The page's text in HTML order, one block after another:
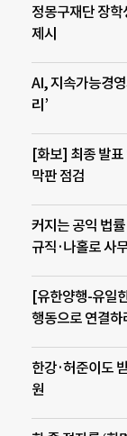
정몽구재단 장학
제시
AI, 지속가능경
리’
[화보] 최종 발표
막판 점검
커지는 공익 법
규직·나홀로 사
[유한양행-유일
행동으로 연결하
한강·허준이도
원